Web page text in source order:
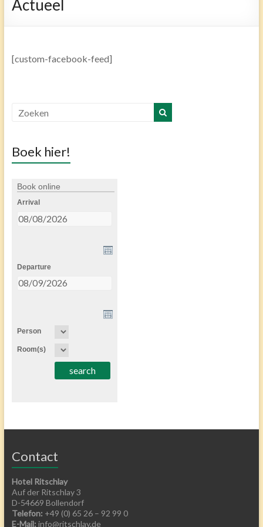
Actueel
[custom-facebook-feed]
Boek hier!
Book online
Arrival
Departure
Person
Room(s)
Contact
Hotel Ritschlay
Auf der Ritschlay 3
D-54669 Bollendorf
Telefon: +49 (0) 65 26 – 92 99 0
E-Mail: info@ritschlay.de